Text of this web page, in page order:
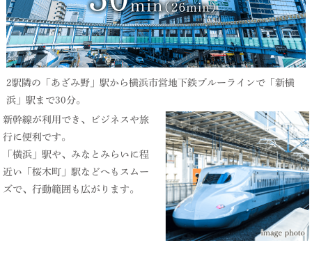
2駅隣の「あざみ野」駅から横浜市営地下鉄ブルーラインで「新横
浜」駅まで30分。
新幹線が利用でき、ビジネスや旅
行に便利です。
「横浜」駅や、みなとみらいに程
近い「桜木町」駅などへもスムー
ズで、行動範囲も広がります。